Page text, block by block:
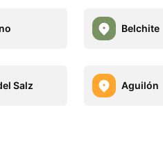
Belchite
Salz Aguilón